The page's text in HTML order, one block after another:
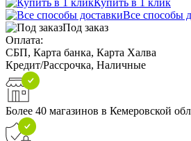
Все способы
Под заказ
Оплата:
СБП, Карта банка, Карта Халва
Кредит/Рассрочка, Наличные
Более 40 магазинов в Кемеровской